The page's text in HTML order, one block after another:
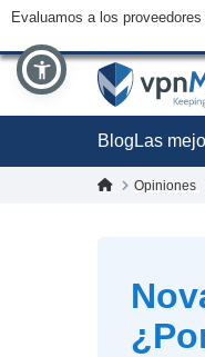
Evaluamos a los
Blog Las
Opiniones